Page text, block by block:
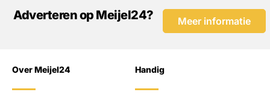
Adverteren op Meijel24? Meer informatie
Over Meijel24 Handig